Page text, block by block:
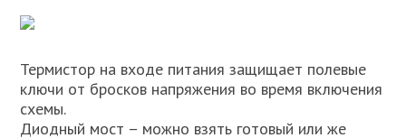
Термистор на входе питания защищает полевые
ключи от бросков напряжения во время включения
схемы.
Диодный мост – можно взять готовый или же